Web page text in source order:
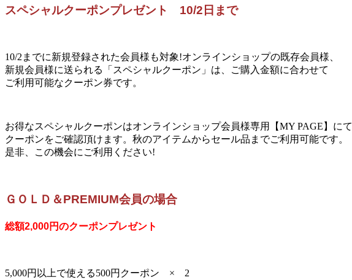
スペシャルクーポンプレゼント 10/2日まで
10/2までに新規登録された会員様も対象!オンラインショップの既存会員様、
新規会員様に送られる「スペシャルクーポン」は、ご購入金額に合わせて
ご利用可能なクーポン券です。
お得なスペシャルクーポンはオンラインショップ会員様専用【MY PAGE】にて
クーポンをご確認頂けます。秋のアイテムからセール品までご利用可能です。
是非、この機会にご利用ください!
ＧＯＬＤ＆PREMIUM会員の場合
総額2,000円のクーポンプレゼント
5,000円以上で使える500円クーポン × 2